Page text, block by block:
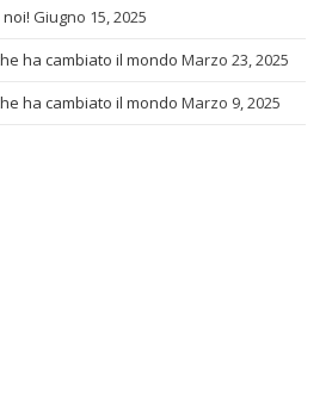
Giugno 15, 2025
ha cambiato il mondo Marzo 23, 2025
ha cambiato il mondo Marzo 9, 2025